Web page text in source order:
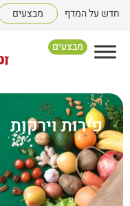
חדש על המדף מבצעים
מבצעים
פירות וירקות